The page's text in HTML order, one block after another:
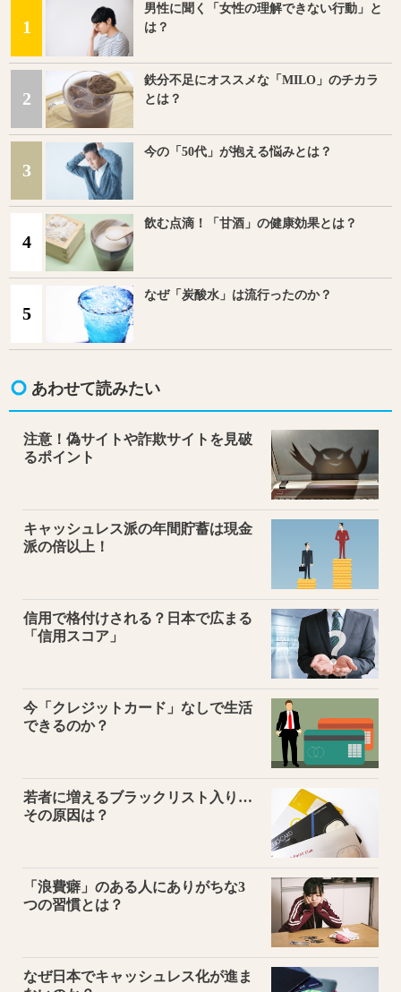
1
男性に聞く「女性の理解できない行動」と
は？
2
鉄分不足にオススメな「MILO」のチカラ
とは？
3
今の「50代」が抱える悩みとは？
4
飲む点滴！「甘酒」の健康効果とは？
5
なぜ「炭酸水」は流行ったのか？
あわせて読みたい
注意！偽サイトや詐欺サイトを見破
るポイント
キャッシュレス派の年間貯蓄は現金
派の倍以上！
信用で格付けされる？日本で広まる
「信用スコア」
今「クレジットカード」なしで生活
できるのか？
若者に増えるブラックリスト入り…
その原因は？
「浪費癖」のある人にありがちな3
つの習慣とは？
なぜ日本でキャッシュレス化が進ま